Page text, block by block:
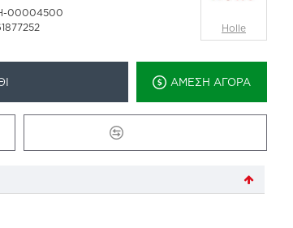
00004500
Holle
ΆΜΕΣΗ ΑΓΟΡΆ